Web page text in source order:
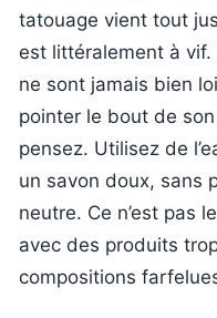
tatouage vient tout
est littéralement à
ne sont jamais bien
pointer le bout de
pensez. Utilisez de
un savon doux, sans
neutre. Ce n’est pas
avec des produits
compositions